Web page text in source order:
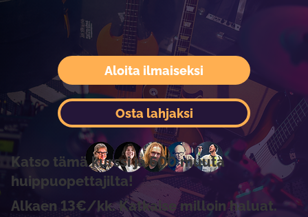
Aloita ilmaiseksi
Katso tämä kurssi ja 600 muuta
huippuopettajilta!
Alkaen 13€/kk. Katkaise milloin haluat.
Osta lahjaksi